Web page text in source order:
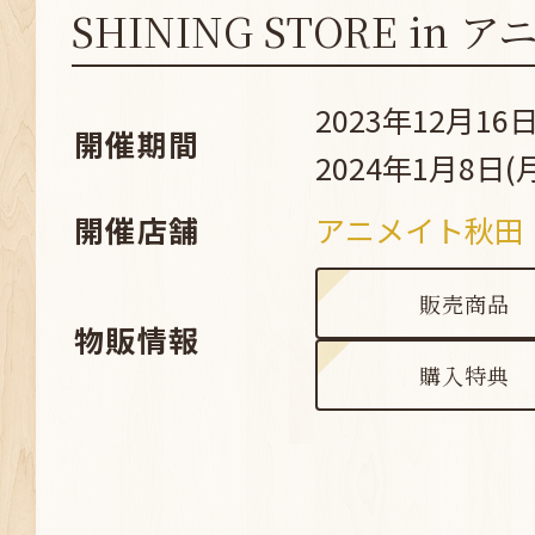
SHINING STORE in ア
開催期間
2023年12月16
2024年1月8日(
開催店舗
アニメイト秋田
物販情報
販売商品
購入特典